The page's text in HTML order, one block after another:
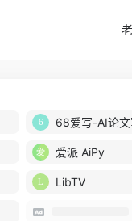
68爱写-AI论
爱派 AiPy
LibTV